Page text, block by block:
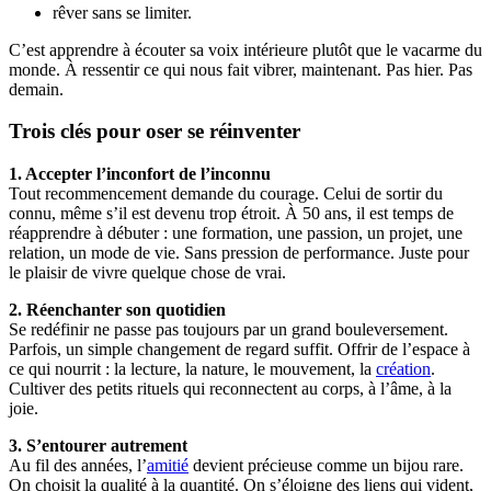
rêver sans se limiter.
C’est apprendre à écouter sa voix intérieure plutôt que le vacarme du
monde. À ressentir ce qui nous fait vibrer, maintenant. Pas hier. Pas
demain.
Trois clés pour oser se réinventer
1. Accepter l’inconfort de l’inconnu
Tout recommencement demande du courage. Celui de sortir du
connu, même s’il est devenu trop étroit. À 50 ans, il est temps de
réapprendre à débuter : une formation, une passion, un projet, une
relation, un mode de vie. Sans pression de performance. Juste pour
le plaisir de vivre quelque chose de vrai.
2. Réenchanter son quotidien
Se redéfinir ne passe pas toujours par un grand bouleversement.
Parfois, un simple changement de regard suffit. Offrir de l’espace à
ce qui nourrit : la lecture, la nature, le mouvement, la création.
Cultiver des petits rituels qui reconnectent au corps, à l’âme, à la
joie.
3. S’entourer autrement
Au fil des années, l’amitié devient précieuse comme un bijou rare.
On choisit la qualité à la quantité. On s’éloigne des liens qui vident,